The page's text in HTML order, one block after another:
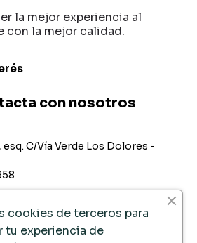
la mejor experiencia al
con la mejor calidad.
con nosotros
C/Vía Verde Los Dolores -
cookies de terceros para
tu experiencia de